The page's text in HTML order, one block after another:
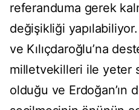
referanduma gerek
değişikliği
ve Kılıçdaroğlu’na
milletvekilleri ile yeter
olduğu ve Erdoğan’ın